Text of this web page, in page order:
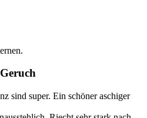
sind super. Ein schöner aschiger